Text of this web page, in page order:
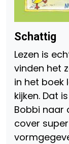
Schattig
Lezen is
vinden het
in het boek
kijken. Dat
Bobbi naar
cover